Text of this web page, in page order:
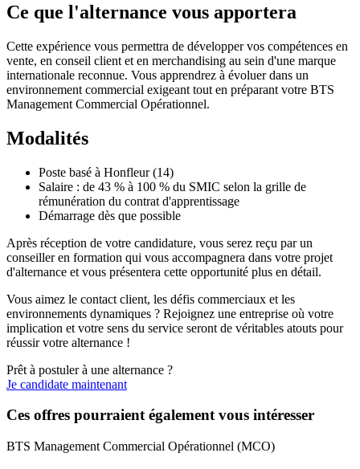
Ce que l'alternance vous apportera
Cette expérience vous permettra de développer vos compétences en
vente, en conseil client et en merchandising au sein d'une marque
internationale reconnue. Vous apprendrez à évoluer dans un
environnement commercial exigeant tout en préparant votre BTS
Management Commercial Opérationnel.
Modalités
Poste basé à Honfleur (14)
Salaire : de 43 % à 100 % du SMIC selon la grille de
rémunération du contrat d'apprentissage
Démarrage dès que possible
Après réception de votre candidature, vous serez reçu par un
conseiller en formation qui vous accompagnera dans votre projet
d'alternance et vous présentera cette opportunité plus en détail.
Vous aimez le contact client, les défis commerciaux et les
environnements dynamiques ? Rejoignez une entreprise où votre
implication et votre sens du service seront de véritables atouts pour
réussir votre alternance !
Prêt à postuler à une alternance ?
Je candidate maintenant
Ces offres pourraient également vous intéresser
BTS Management Commercial Opérationnel (MCO)